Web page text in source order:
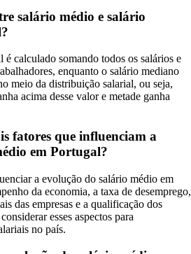
salário médio e salário
calculado somando todos os salários e
enquanto o salário mediano
meio da distribuição salarial, ou seja,
acima desse valor e metade ganha
fatores que influenciam a
em Portugal?
a evolução do salário médio em
da economia, a taxa de desemprego,
das empresas e a qualificação dos
esses aspectos para
no país.